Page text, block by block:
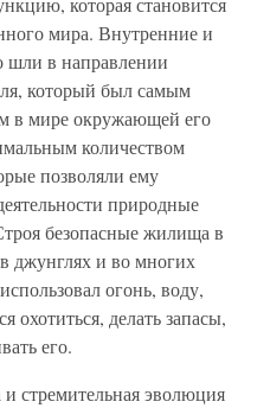
мира. Внутренние и
шли в направлении
который был самым
в мире окружающей его
количеством
позволяли ему
природные
безопасные жилища в
джунглях и во многих
огонь, воду,
охотиться, делать запасы,
его.
стремительная эволюция